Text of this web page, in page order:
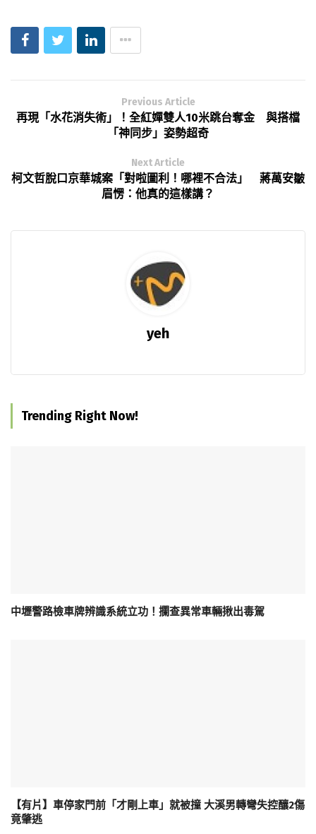
Previous Article
再現「水花消失術」！全紅嬋雙人10米跳台奪金 與搭檔
「神同步」姿勢超奇
Next Article
柯文哲脫口京華城案「對啦圖利！哪裡不合法」 蔣萬安皺
眉愣：他真的這樣講？
yeh
Trending Right Now!
中壢警路檢車牌辨識系統立功！攔查異常車輛揪出毒駕
【有片】車停家門前「才剛上車」就被撞 大溪男轉彎失控釀2傷
竟肇逃